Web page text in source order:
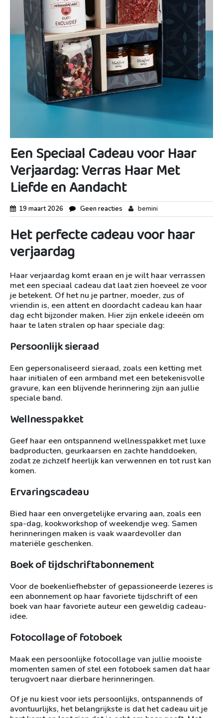
Een Speciaal Cadeau voor Haar
Verjaardag: Verras Haar Met
Liefde en Aandacht
19 maart 2026 Geen reacties bemini
Het perfecte cadeau voor haar
verjaardag
Haar verjaardag komt eraan en je wilt haar verrassen
met een speciaal cadeau dat laat zien hoeveel ze voor
je betekent. Of het nu je partner, moeder, zus of
vriendin is, een attent en doordacht cadeau kan haar
dag echt bijzonder maken. Hier zijn enkele ideeën om
haar te laten stralen op haar speciale dag:
Persoonlijk sieraad
Een gepersonaliseerd sieraad, zoals een ketting met
haar initialen of een armband met een betekenisvolle
gravure, kan een blijvende herinnering zijn aan jullie
speciale band.
Wellnesspakket
Geef haar een ontspannend wellnesspakket met luxe
badproducten, geurkaarsen en zachte handdoeken,
zodat ze zichzelf heerlijk kan verwennen en tot rust kan
komen.
Ervaringscadeau
Bied haar een onvergetelijke ervaring aan, zoals een
spa-dag, kookworkshop of weekendje weg. Samen
herinneringen maken is vaak waardevoller dan
materiële geschenken.
Boek of tijdschriftabonnement
Voor de boekenliefhebster of gepassioneerde lezeres is
een abonnement op haar favoriete tijdschrift of een
boek van haar favoriete auteur een geweldig cadeau-
idee.
Fotocollage of fotoboek
Maak een persoonlijke fotocollage van jullie mooiste
momenten samen of stel een fotoboek samen dat haar
terugvoert naar dierbare herinneringen.
Of je nu kiest voor iets persoonlijks, ontspannends of
avontuurlijks, het belangrijkste is dat het cadeau uit je